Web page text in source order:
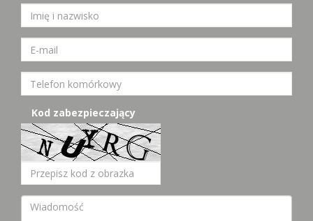
Kod zabezpieczający